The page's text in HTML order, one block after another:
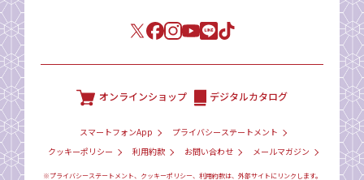
オンラインショップ デジタルカタログ
スマートフォンApp
プライバシーステートメント
クッキーポリシー
利用約款 お問い合わせ メールマガジン
※プライバシーステートメント、クッキーポリシー、利用約款は、外部サイトにリンクします。